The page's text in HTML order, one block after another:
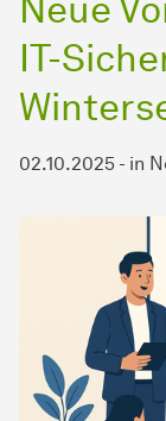
IT-
02.10.2025 - in